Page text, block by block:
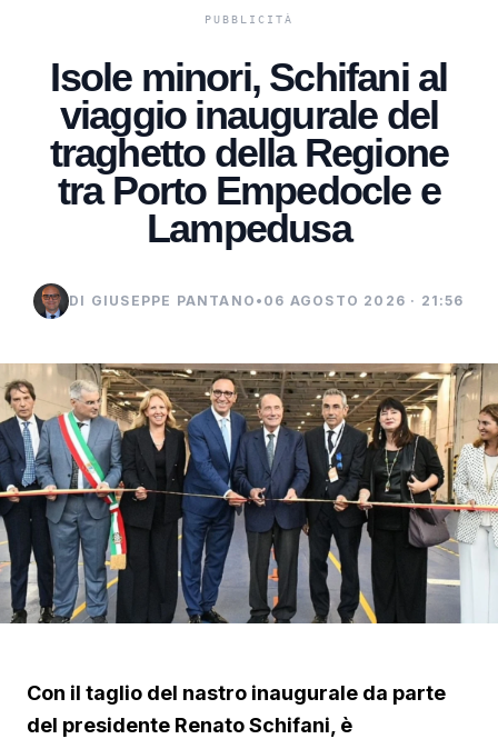
Isole minori, Schifani al
viaggio inaugurale del
traghetto della Regione
tra Porto Empedocle e
Lampedusa
DI GIUSEPPE PANTANO • 06 AGOSTO 2026 · 21:56
Con il taglio del nastro inaugurale da parte
del presidente Renato Schifani, è